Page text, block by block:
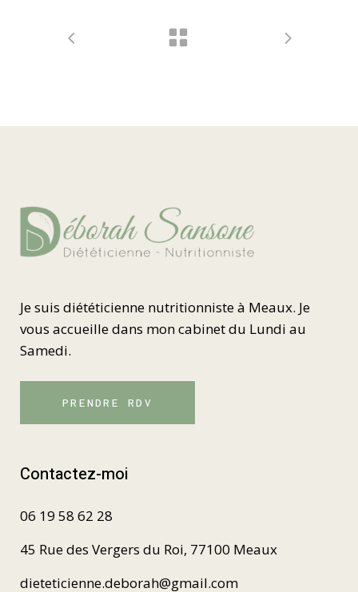
Je suis diététicienne nutritionniste à Meaux. Je
vous accueille dans mon cabinet du Lundi au
Samedi.
PRENDRE RDV
Contactez-moi
06 19 58 62 28
45 Rue des Vergers du Roi, 77100 Meaux
dieteticienne.deborah@gmail.com